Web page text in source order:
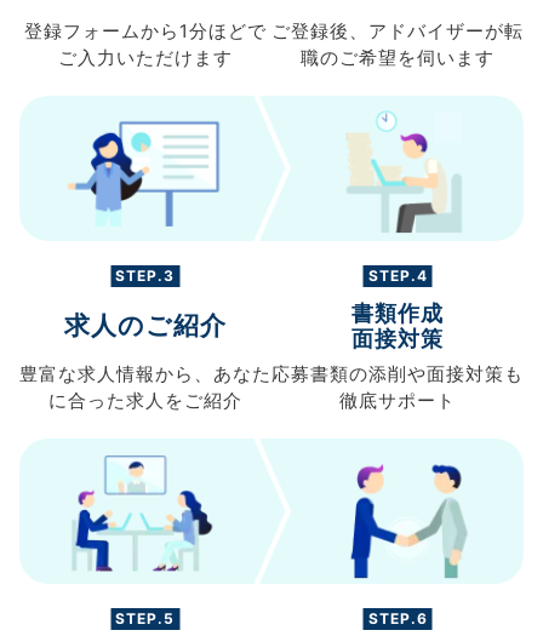
登録フォームから 1分ほどで
ご入力 いただけます
ご登録後、 アドバイザーが転
職のご希望を伺います
STEP.3
求人のご紹介
豊富な求人情報から、 あなた
に合った求人を ご紹介
STEP.4
書類作成
面接対策
応募書類の添削や面接対策も
徹底サポート
STEP.5 STEP.6